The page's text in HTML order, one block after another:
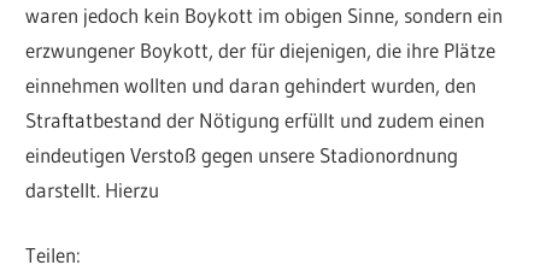
waren jedoch kein Boykott im obigen Sinne, sondern ein
erzwungener Boykott, der für diejenigen, die ihre Plätze
einnehmen wollten und daran gehindert wurden, den
Straftatbestand der Nötigung erfüllt und zudem einen
eindeutigen Verstoß gegen unsere Stadionordnung
darstellt. Hierzu
Teilen: